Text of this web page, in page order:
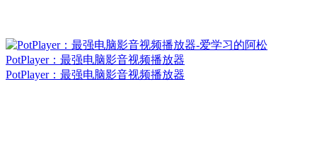
PotPlayer：最强电脑影音视频播放器
PotPlayer：最强电脑影音视频播放器